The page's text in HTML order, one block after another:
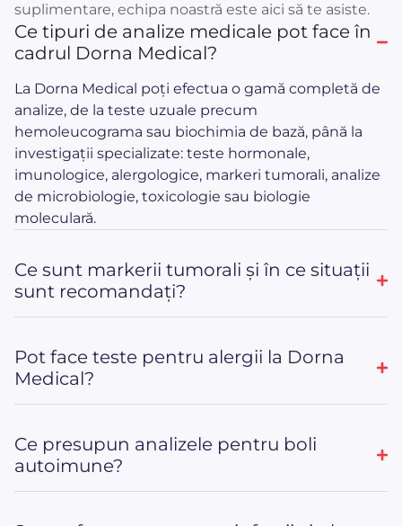
suplimentare, echipa noastră este aici să te asiste.
Ce tipuri de analize medicale pot face în
cadrul Dorna Medical?
La Dorna Medical poți efectua o gamă completă de
analize, de la teste uzuale precum
hemoleucograma sau biochimia de bază, până la
investigații specializate: teste hormonale,
imunologice, alergologice, markeri tumorali, analize
de microbiologie, toxicologie sau biologie
moleculară.
Ce sunt markerii tumorali și în ce situații
sunt recomandați?
Pot face teste pentru alergii la Dorna
Medical?
Ce presupun analizele pentru boli
autoimune?